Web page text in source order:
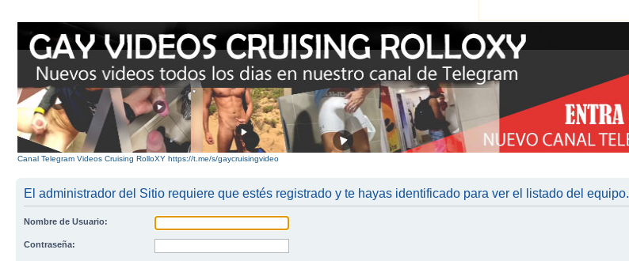
Canal Telegram Videos Cruising RolloXY https://t.me/s/gaycruisingvideo
El administrador del Sitio requiere que estés registrado y te hayas identificado para ver el listado del equipo.
Nombre de Usuario:
Contraseña: